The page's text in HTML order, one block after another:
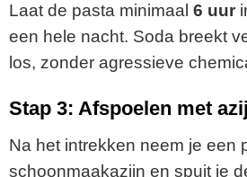
Laat de pasta minimaal 6 uur
een hele nacht. Soda breekt
los, zonder agressieve
Stap 3: Afspoelen met
Na het intrekken neem je een
schoonmaakazijn en spuit je